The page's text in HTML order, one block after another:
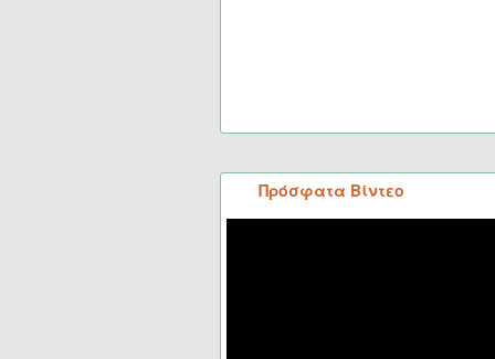
Πρόσφατα Βίντεο